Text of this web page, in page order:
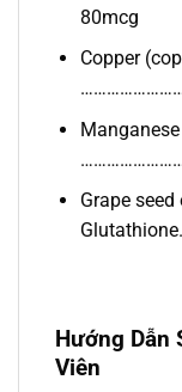
80mcg
Copper
Grape
Hướng Dẫn
Viên